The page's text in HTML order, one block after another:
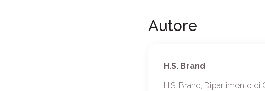
Autore
H.S. Brand
H.S. Brand, Dipartimento di